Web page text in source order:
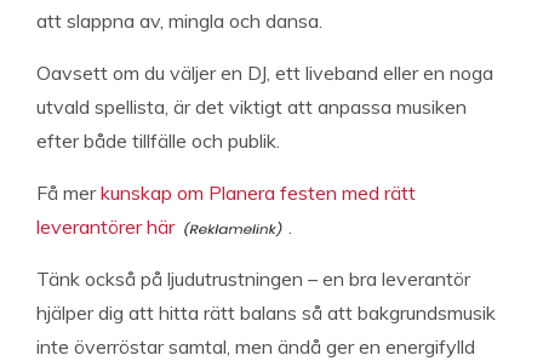
att slappna av, mingla och dansa.
Oavsett om du väljer en DJ, ett liveband eller en noga
utvald spellista, är det viktigt att anpassa musiken
efter både tillfälle och publik.
Få merkunskap om Planera festen med rätt
leverantörer här
.
Tänk också på ljudutrustningen – en bra leverantör
hjälper dig att hitta rätt balans så att bakgrundsmusik
inte överröstar samtal, men ändå ger en energifylld